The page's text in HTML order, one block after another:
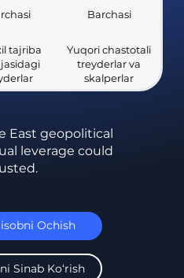
Barchasi
tajriba
Yuqori chastotali
treyderlar va
skalperlar
East geopolitical
leverage could
Ochish
Sinab Ko‘rish